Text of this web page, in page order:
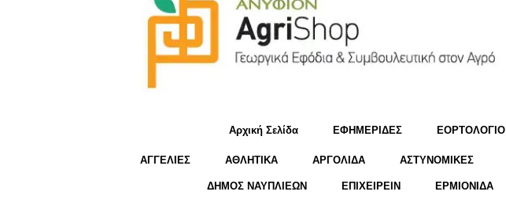
Αρχική Σελίδα ΕΦΗΜΕΡΙΔΕΣ ΕΟΡΤΟΛΟΓΙΟ
ΑΓΓΕΛΙΕΣ ΑΘΛΗΤΙΚΑ ΑΡΓΟΛΙΔΑ ΑΣΤΥΝΟΜΙΚΕΣ
ΔΗΜΟΣ ΝΑΥΠΛΙΕΩΝ ΕΠΙΧΕΙΡΕΙΝ ΕΡΜΙΟΝΙΔΑ